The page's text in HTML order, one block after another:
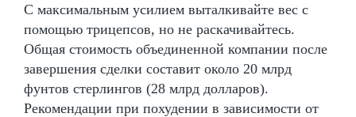
С максимальным усилием выталкивайте вес с
помощью трицепсов, но не раскачивайтесь.
Общая стоимость объединенной компании после
завершения сделки составит около 20 млрд
фунтов стерлингов (28 млрд долларов).
Рекомендации при похудении в зависимости от